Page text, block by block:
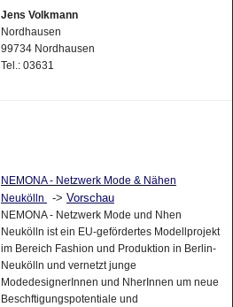
Jens Volkmann
Nordhausen
99734 Nordhausen
Tel.: 03631
NEMONA - Netzwerk Mode & Nähen
Neukölln
-> Vorschau
NEMONA - Netzwerk Mode und Nhen
Neukölln ist ein EU-gefördertes Modellprojekt
im Bereich Fashion und Produktion in Berlin-
Neukölln und vernetzt junge
ModedesignerInnen und NherInnen um neue
Beschftigungspotentiale und